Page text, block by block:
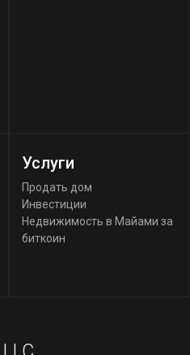
Услуги
Продать дом
Инвестиции
Недвижимость в Майами за
биткоин